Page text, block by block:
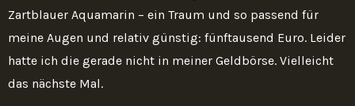
Zartblauer Aquamarin – ein Traum und so passend für
meine Augen und relativ günstig: fünftausend Euro. Leider
hatte ich die gerade nicht in meiner Geldbörse. Vielleicht
das nächste Mal.